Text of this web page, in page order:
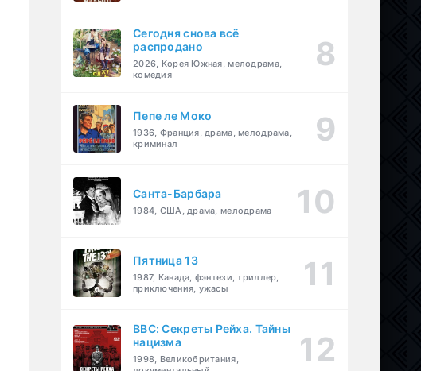
Сегодня снова всё
распродано
2026, Корея Южная, мелодрама,
комедия
Пепе ле Моко
1936, Франция, драма, мелодрама,
криминал
Санта-Барбара
1984, США, драма, мелодрама
Пятница 13
1987, Канада, фэнтези, триллер,
приключения, ужасы
BBC: Секреты Рейха. Тайны
нацизма
1998, Великобритания,